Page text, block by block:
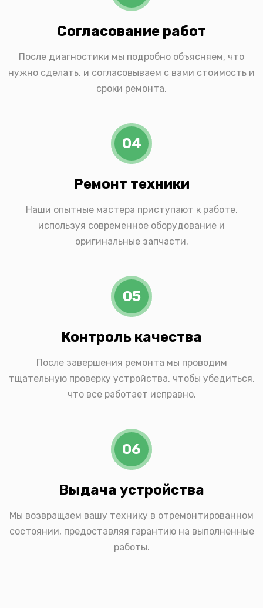
Согласование работ
После диагностики мы подробно объясняем, что
нужно сделать, и согласовываем с вами стоимость и
сроки ремонта.
04
Ремонт техники
Наши опытные мастера приступают к работе,
используя современное оборудование и
оригинальные запчасти.
05
Контроль качества
После завершения ремонта мы проводим
тщательную проверку устройства, чтобы убедиться,
что все работает исправно.
06
Выдача устройства
Мы возвращаем вашу технику в отремонтированном
состоянии, предоставляя гарантию на выполненные
работы.